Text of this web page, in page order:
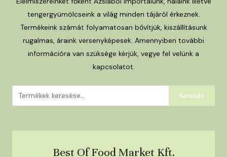
tengergyümölcseink a világ minden tájáról érkeznek.
Termékeink számát folyamatosan bővítjük, kiszállításunk
rugalmas, áraink versenyképesek. Amennyiben további
információra van szüksége kérjük, vegye fel velünk a
kapcsolatot.
Keresés
a
Keresés
Best Of Food Market Kft.